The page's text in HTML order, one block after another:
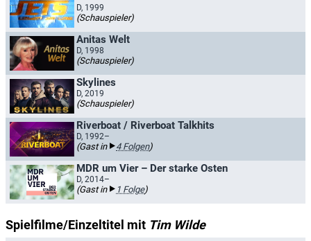
D, 1999
(Schauspieler)
Anitas Welt
D, 1998
(Schauspieler)
Skylines
D, 2019
(Schauspieler)
Riverboat / Riverboat Talkhits
D, 1992–
(Gast in 4 Folgen)
MDR um Vier – Der starke Osten
D, 2014–
(Gast in 1 Folge)
Spielfilme/Einzeltitel mit Tim Wilde